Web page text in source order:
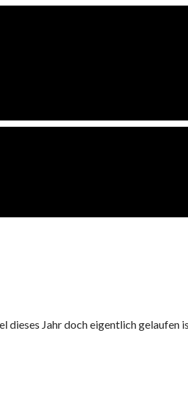
dieses Jahr doch eigentlich gelaufen